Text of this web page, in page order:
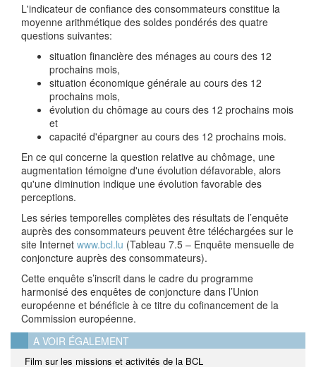
L'indicateur de confiance des consommateurs constitue la
moyenne arithmétique des soldes pondérés des quatre
questions suivantes:
situation financière des ménages au cours des 12
prochains mois,
situation économique générale au cours des 12
prochains mois,
évolution du chômage au cours des 12 prochains mois
et
capacité d'épargner au cours des 12 prochains mois.
En ce qui concerne la question relative au chômage, une
augmentation témoigne d'une évolution défavorable, alors
qu'une diminution indique une évolution favorable des
perceptions.
Les séries temporelles complètes des résultats de l’enquête
auprès des consommateurs peuvent être téléchargées sur le
site Internet www.bcl.lu (Tableau 7.5 – Enquête mensuelle de
conjoncture auprès des consommateurs).
Cette enquête s’inscrit dans le cadre du programme
harmonisé des enquêtes de conjoncture dans l’Union
européenne et bénéficie à ce titre du cofinancement de la
Commission européenne.
A VOIR ÉGALEMENT
Film sur les missions et activités de la BCL